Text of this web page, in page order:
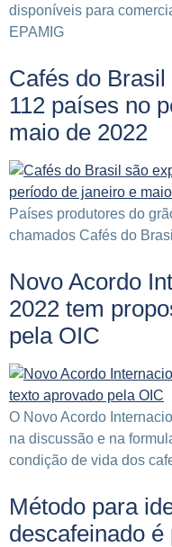
disponíveis para
EPAMIG
Cafés do
112 países no
maio de 2022
Países produtores do
chamados Cafés do
Novo Acordo
2022 tem
pela OIC
O Novo Acordo
na discussão e na
condição de vida dos
Método para
descafeinado é